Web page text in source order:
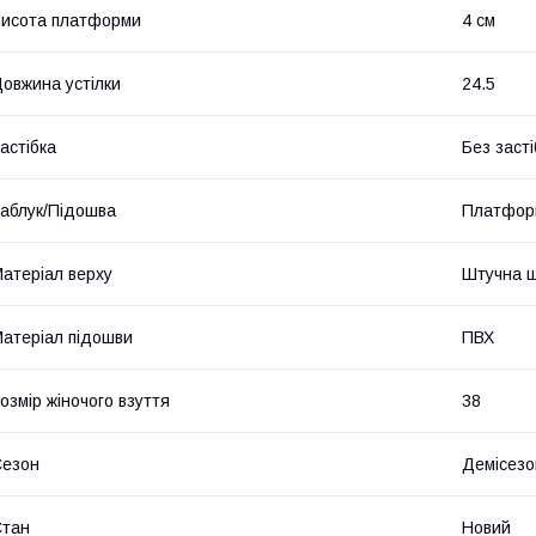
платформи 4 см
устілки 24.5
Без
Підошва
верху Штучна
підошви ПВХ
жіночого взуття 38
Новий